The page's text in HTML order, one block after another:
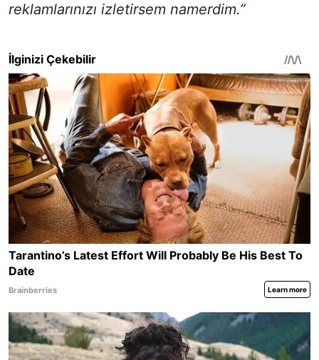
reklamlarınızı izletirsem namerdim.”